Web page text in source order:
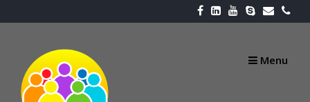
to
Menu